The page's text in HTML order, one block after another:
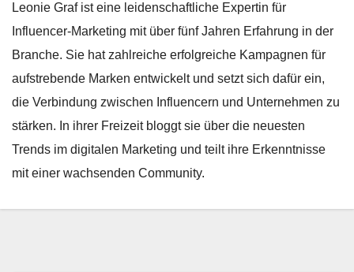
Leonie Graf ist eine leidenschaftliche Expertin für
Influencer-Marketing mit über fünf Jahren Erfahrung in der
Branche. Sie hat zahlreiche erfolgreiche Kampagnen für
aufstrebende Marken entwickelt und setzt sich dafür ein,
die Verbindung zwischen Influencern und Unternehmen zu
stärken. In ihrer Freizeit bloggt sie über die neuesten
Trends im digitalen Marketing und teilt ihre Erkenntnisse
mit einer wachsenden Community.